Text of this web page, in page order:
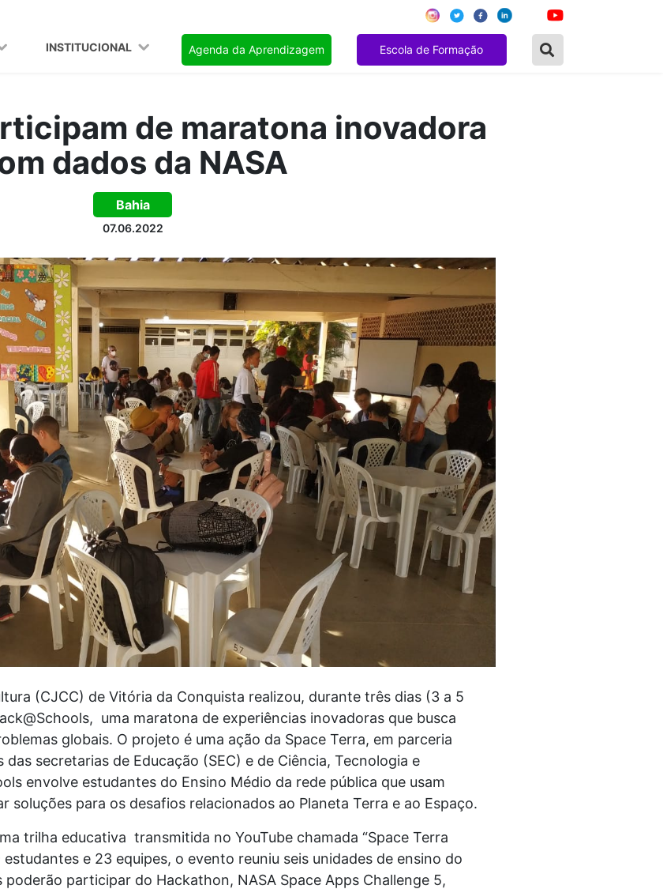
INSTITUCIONAL Agenda da Aprendizagem Escola de Formação
de maratona inovadora
dados da NASA
Bahia
07.06.2022
(CJCC) de Vitória da Conquista realizou, durante três dias (3 a 5
uma maratona de experiências inovadoras que busca
globais. O projeto é uma ação da Space Terra, em parceria
secretarias de Educação (SEC) e de Ciência, Tecnologia e
envolve estudantes do Ensino Médio da rede pública que usam
soluções para os desafios relacionados ao Planeta Terra e ao Espaço.
trilha educativa transmitida no YouTube chamada “Space Terra
e 23 equipes, o evento reuniu seis unidades de ensino do
participar do Hackathon, NASA Space Apps Challenge 5,